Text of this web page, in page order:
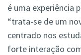
é uma experiência
“trata-se de um
centrado nos
forte interação